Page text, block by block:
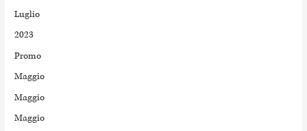
Luglio
2023
Promo
Maggio
Maggio
Maggio